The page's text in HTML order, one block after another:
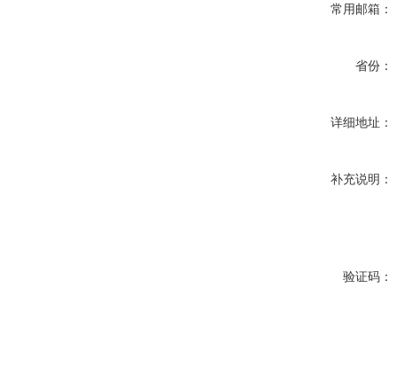
常用邮箱：
省份：
详细地址：
补充说明：
验证码：